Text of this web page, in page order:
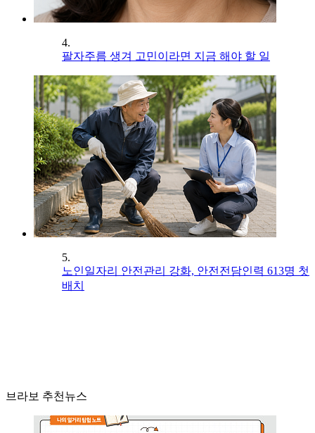
4.
팔자주름 생겨 고민이라면 지금 해야 할 일
5.
노인일자리 안전관리 강화, 안전전담인력 613명 첫
배치
브라보 추천뉴스